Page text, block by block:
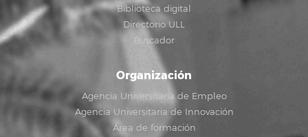
Biblioteca digital
Directorio ULL
Buscador
Organización
Agencia Universitaria de Empleo
Agencia Universitaria de Innovación
Área de formación